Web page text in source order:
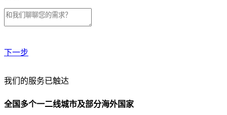
下一步
贵公司预算范围是？
我们的服务已触达
全国多个一二线城市及部分海外国家